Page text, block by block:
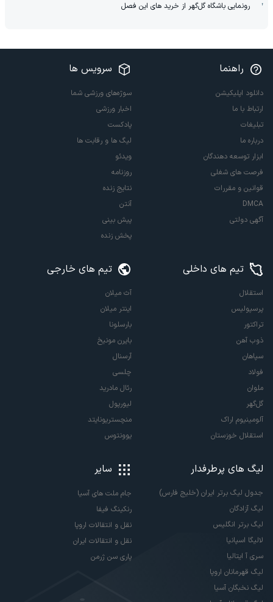
رونمایی باشگاه گل‌گهر از خرید های این فصل
راهنما
دانلود اپلیکیشن
ارتباط با ما
تبلیغات
درباره ما
ابزار توسعه دهندگان
فرصت های شغلی
قوانین و مقررات
DMCA
آگهی دولتی
سرویس ها
سوژه‌های ورزشی شما
اخبار ورزشی
پادکست
لیگ ها و رقابت ها
ویدئو
روزنامه
نتایج زنده
آنتن
پیش بینی
پخش زنده
تیم های داخلی
استقلال
پرسپولیس
تراکتور
ذوب آهن
سپاهان
فولاد
ملوان
گل‌گهر
آلومینیوم اراک
استقلال خوزستان
تیم های خارجی
آث میلان
اینتر میلان
بارسلونا
بایرن مونیخ
آرسنال
چلسی
رئال مادرید
لیورپول
منچستریونایتد
یوونتوس
لیگ های پرطرفدار
جدول لیگ برتر ایران (خلیج فارس)
لیگ آزادگان
لیگ برتر انگلیس
لالیگا اسپانیا
سری آ ایتالیا
لیگ قهرمانان اروپا
لیگ نخبگان آسیا
سایر
جام ملت های آسیا
رنکینگ فیفا
نقل و انتقالات اروپا
نقل و انتقالات ایران
پاری سن ژرمن